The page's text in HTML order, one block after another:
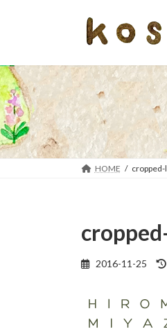
ツ
へ
ス
キ
ッ
プ
シ
ョ
ン
に
移
動
HOME
2016-11-25